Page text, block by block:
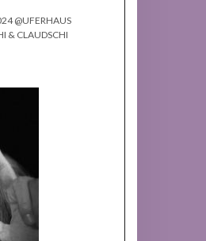
@UFERHAUS
& CLAUDSCHI